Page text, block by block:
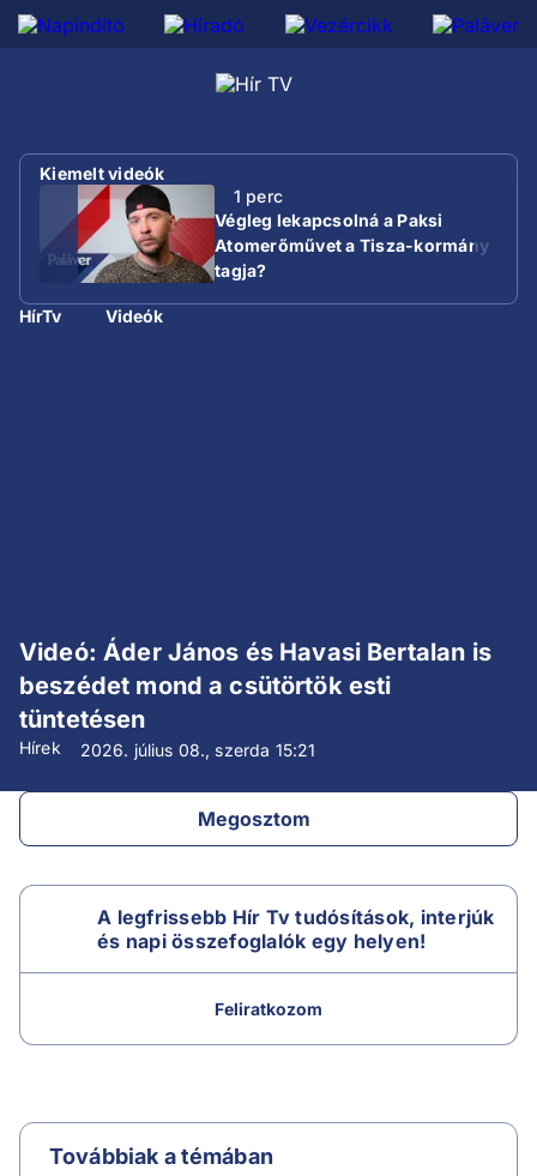
Kiemelt videók
1 perc
Végleg lekapcsolná a Paksi
Atomerőművet a Tisza-kormány
tagja?
HírTv Videók
Videó: Áder János és Havasi Bertalan is
beszédet mond a csütörtök esti
tüntetésen
Hírek 2026. július 08., szerda 15:21
Megosztom
A legfrissebb Hír Tv tudósítások, interjúk
és napi összefoglalók egy helyen!
Feliratkozom
Továbbiak a témában